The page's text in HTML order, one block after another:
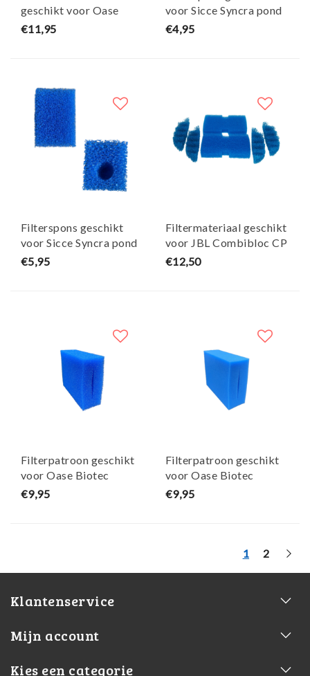
geschikt voor Oase
Biomaster thermo set
€11,95
voor Sicce Syncra pond
1.5 fonteinpomp
€4,95
Filterspons geschikt
voor Sicce Syncra pond
2.5 fonteinpomp
€5,95
Filtermateriaal geschikt
voor JBL Combibloc CP
E1500/E1900 - Maja
€12,50
Filterpatroon geschikt
voor Oase Biotec
5.1/10.1 grof - blauw -
€9,95
Filterpatroon geschikt
voor Oase Biotec
5.1/10.1 extra fijn -
€9,95
1 2
Klantenservice
Mijn account
Kies een categorie